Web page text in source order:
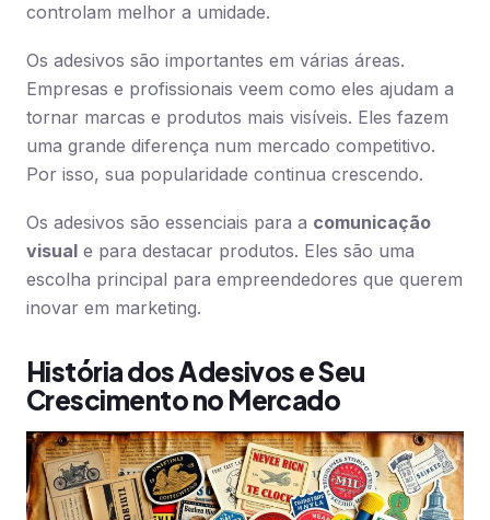
controlam melhor a umidade.
Os adesivos são importantes em várias áreas.
Empresas e profissionais veem como eles ajudam a
tornar marcas e produtos mais visíveis. Eles fazem
uma grande diferença num mercado competitivo.
Por isso, sua popularidade continua crescendo.
Os adesivos são essenciais para a comunicação
visual e para destacar produtos. Eles são uma
escolha principal para empreendedores que querem
inovar em marketing.
História dos Adesivos e Seu
Crescimento no Mercado